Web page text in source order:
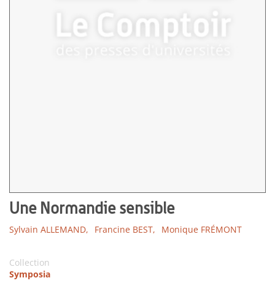
Une Normandie sensible
Sylvain ALLEMAND, Francine BEST, Monique FRÉMONT
Collection
Symposia